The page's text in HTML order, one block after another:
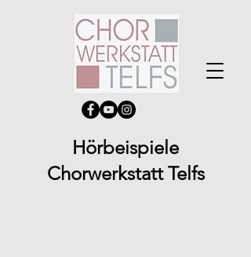
Hörbeispiele
Chorwerkstatt Telfs